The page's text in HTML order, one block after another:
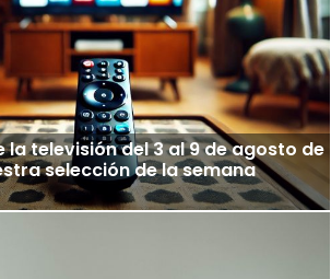
la televisión del 3 al 9 de agosto de
selección de la semana